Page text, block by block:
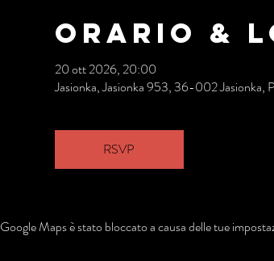
Orario &
20 ott 2026, 20:00
Jasionka, Jasionka 953, 36-002 Jasionka,
RSVP
Google Maps è stato bloccato a causa delle tue